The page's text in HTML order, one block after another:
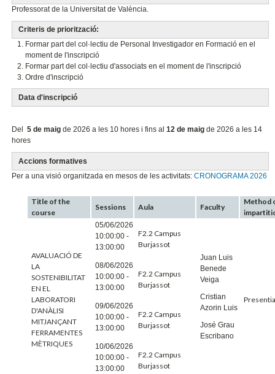
Professorat de la Universitat de València.
Criteris de priorització:
Formar part del col·lectiu de Personal Investigador en Formació en el
moment de l'inscripció
Formar part del col·lectiu d'associats en el moment de l'inscripció
Ordre d'inscripció
Data d'inscripció
Del5 de maig de 2026 a les 10 hores i fins al12 de maigde 2026 a les 14
hores
Accions formatives
Per a una visió organitzada en mesos de les activitats:CRONOGRAMA 2026
Title of the
course
Sessions Aula Faculty
Method
AVALUACIÓ DE
LA
SOSTENIBILITAT
EN EL
LABORATORI
D'ANÀLISI
MITJANÇANT
FERRAMENTES
MÈTRIQUES
05/06/2026
10:00:00 -
13:00:00
F2.2 Campus
Burjassot
Juan Luis
Benede
Veiga
Cristian
Azorin Luis
José Grau
Escribano
08/06/2026
10:00:00 -
13:00:00
F2.2 Campus
Burjassot
09/06/2026
10:00:00 -
13:00:00
F2.2 Campus
Burjassot
10/06/2026
10:00:00 -
13:00:00
F2.2 Campus
Burjassot